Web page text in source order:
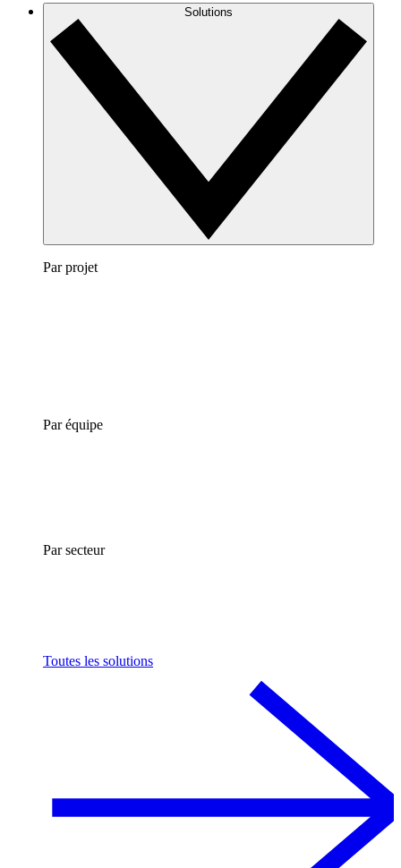
Solutions
Par projet
Par équipe
Par secteur
Toutes les solutions